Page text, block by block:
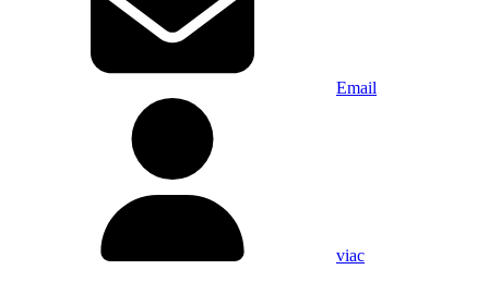
Email
viac